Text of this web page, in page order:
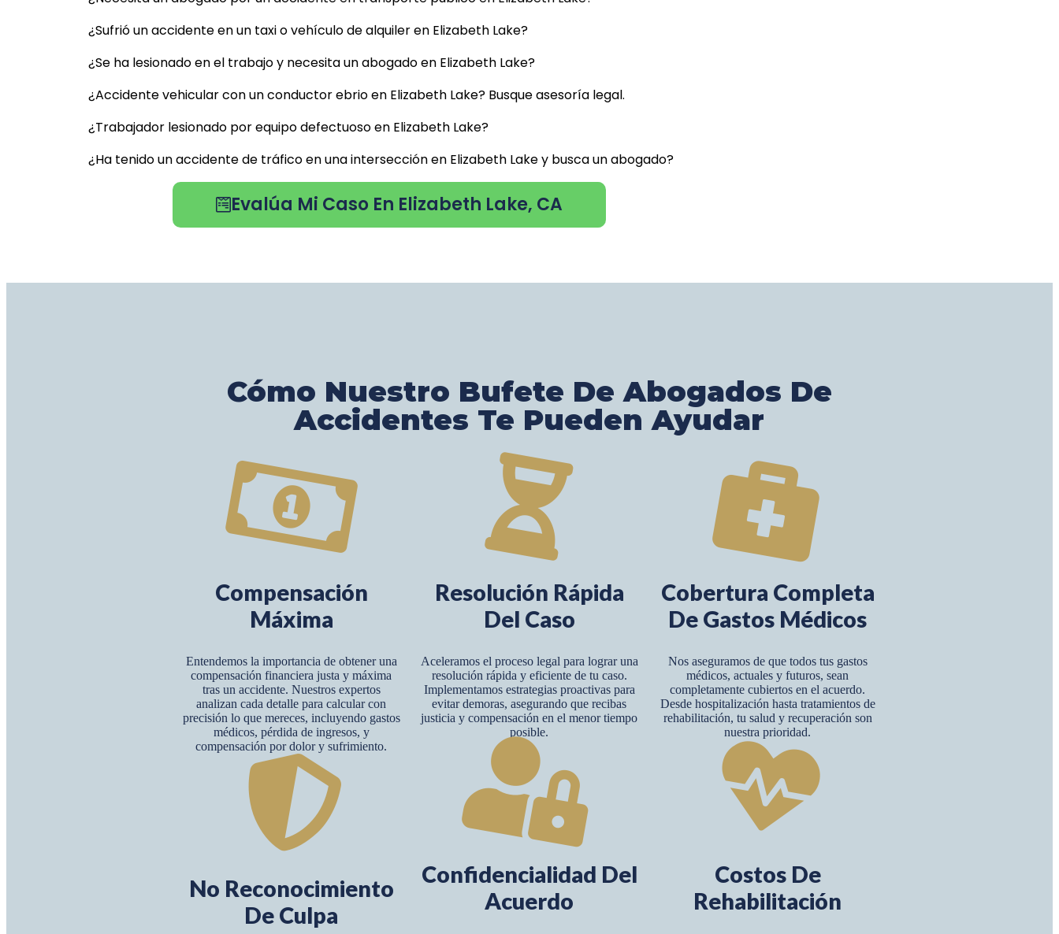
¿Sufrió un accidente en un taxi o vehículo de alquiler en Elizabeth Lake?
¿Se ha lesionado en el trabajo y necesita un abogado en Elizabeth Lake?
¿Accidente vehicular con un conductor ebrio en Elizabeth Lake? Busque asesoría legal.
¿Trabajador lesionado por equipo defectuoso en Elizabeth Lake?
¿Ha tenido un accidente de tráfico en una intersección en Elizabeth Lake y busca un abogado?
Evalúa Mi Caso En Elizabeth Lake, CA
Cómo Nuestro Bufete De Abogados De
Accidentes Te Pueden Ayudar
Compensación
Máxima
Entendemos la importancia de obtener una
compensación financiera justa y máxima
tras un accidente. Nuestros expertos
analizan cada detalle para calcular con
precisión lo que mereces, incluyendo gastos
médicos, pérdida de ingresos, y
compensación por dolor y sufrimiento.
No Reconocimiento
De Culpa
Resolución Rápida
Del Caso
Aceleramos el proceso legal para lograr una
resolución rápida y eficiente de tu caso.
Implementamos estrategias proactivas para
evitar demoras, asegurando que recibas
justicia y compensación en el menor tiempo
posible.
Confidencialidad Del
Acuerdo
Cobertura Completa
De Gastos Médicos
Nos aseguramos de que todos tus gastos
médicos, actuales y futuros, sean
completamente cubiertos en el acuerdo.
Desde hospitalización hasta tratamientos de
rehabilitación, tu salud y recuperación son
nuestra prioridad.
Costos De
Rehabilitación